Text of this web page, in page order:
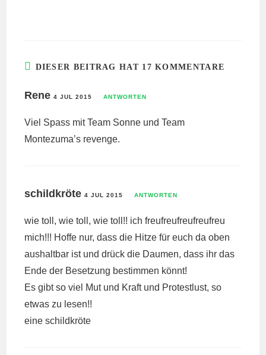
DIESER BEITRAG HAT 17 KOMMENTARE
Rene4 JUL 2015 ANTWORTEN
Viel Spass mit Team Sonne und Team
Montezuma’s revenge.
schildkröte4 JUL 2015 ANTWORTEN
wie toll, wie toll, wie toll!! ich freufreufreufreufreu
mich!!! Hoffe nur, dass die Hitze für euch da oben
aushaltbar ist und drück die Daumen, dass ihr das
Ende der Besetzung bestimmen könnt!
Es gibt so viel Mut und Kraft und Protestlust, so
etwas zu lesen!!
eine schildkröte